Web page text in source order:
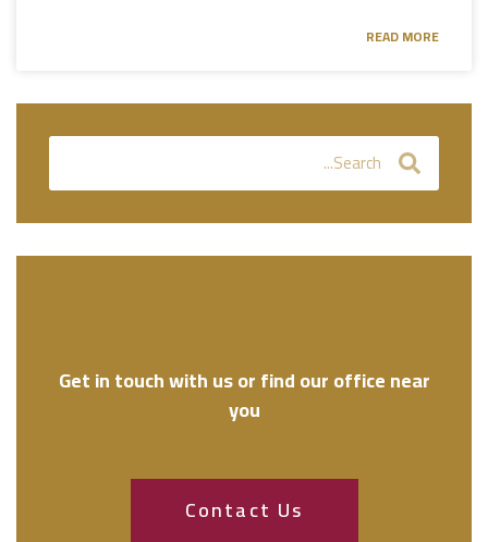
READ MORE
Get in touch with us or find our office near
you
Contact Us